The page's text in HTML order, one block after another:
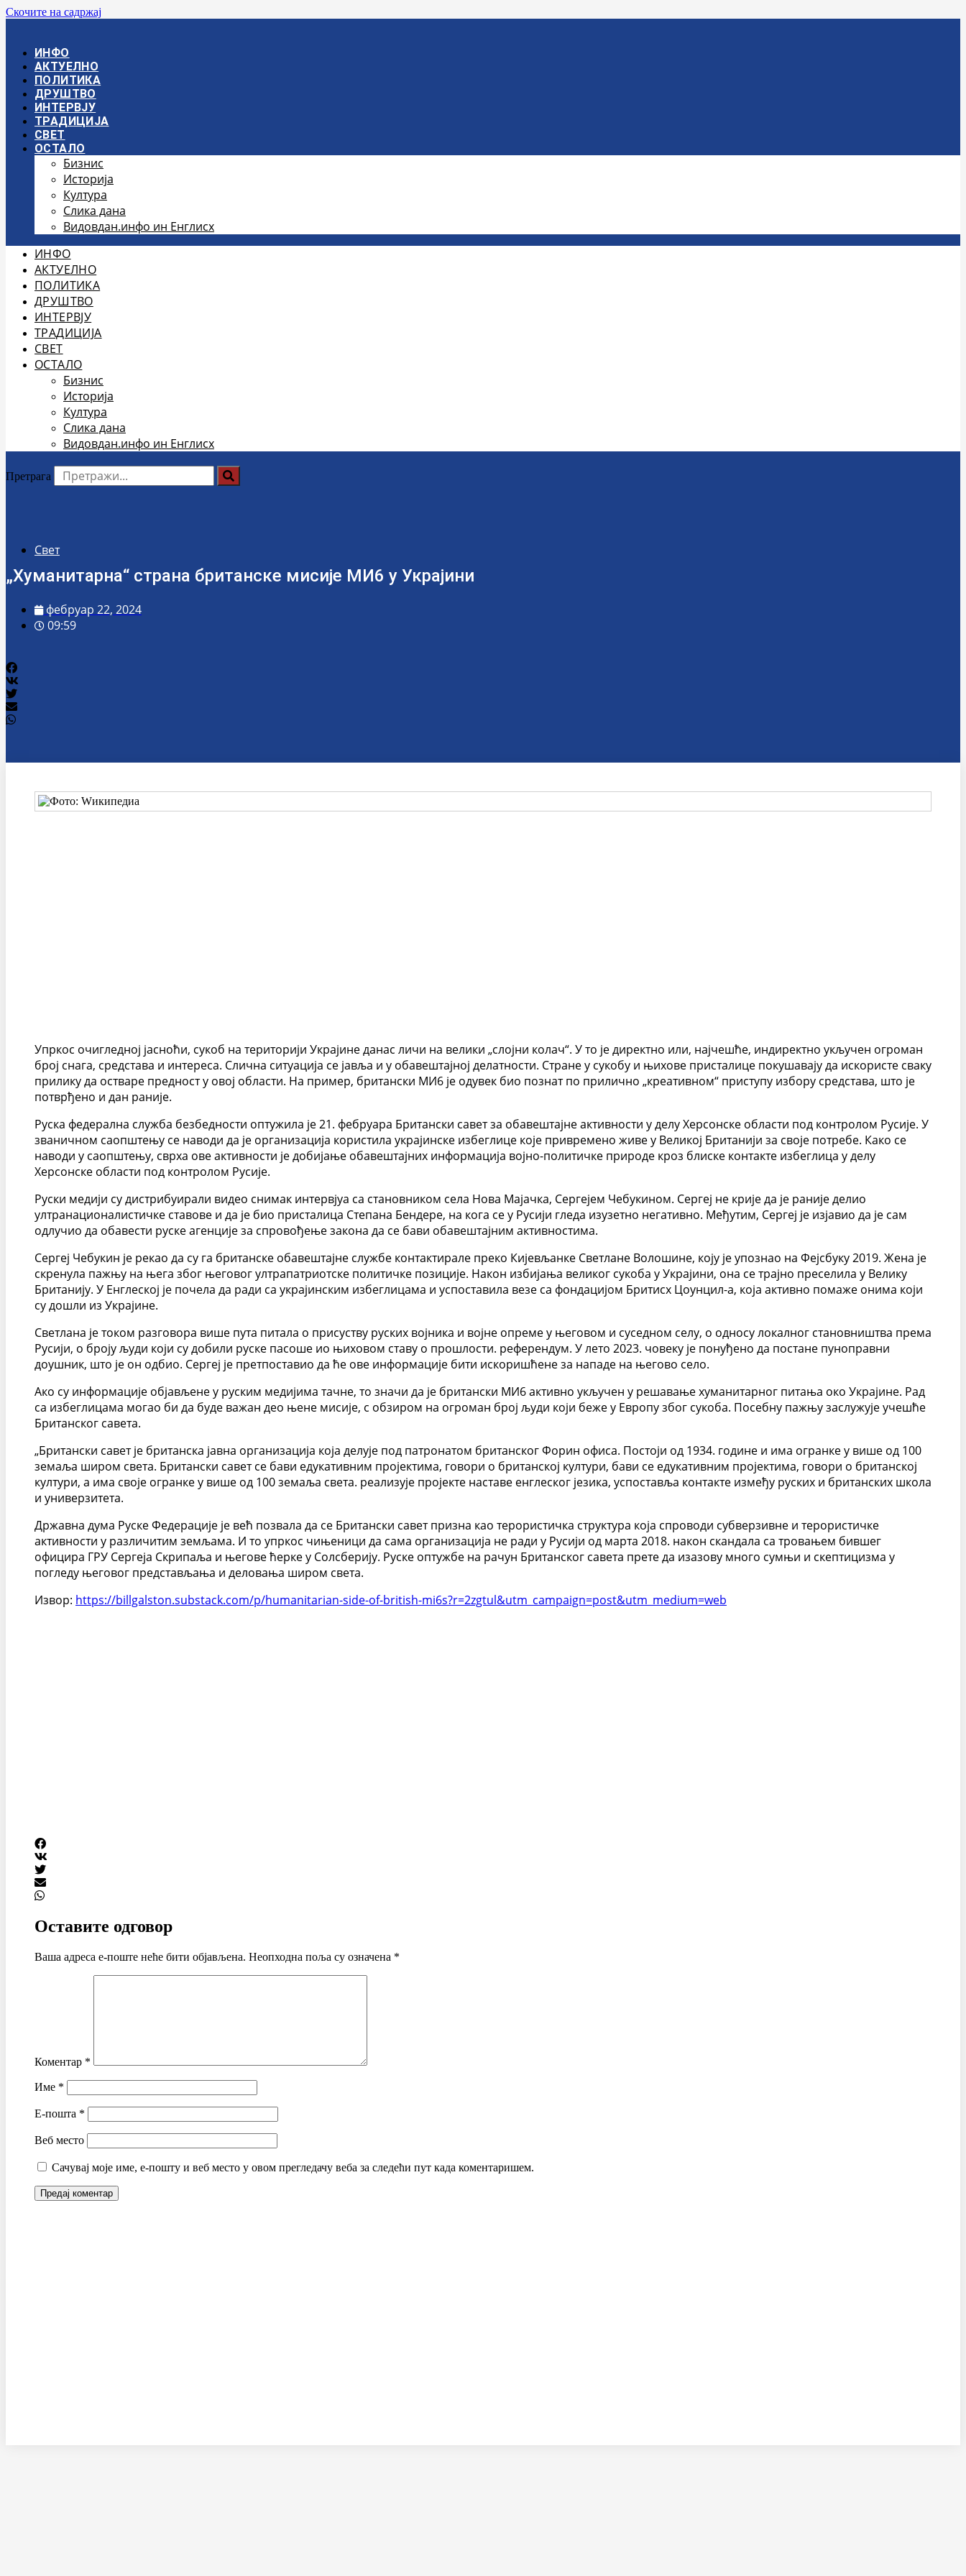
Скочите на садржај
ИНФО
АКТУЕЛНО
ПОЛИТИКА
ДРУШТВО
ИНТЕРВЈУ
ТРАДИЦИЈА
СВЕТ
ОСТАЛО
Бизнис
Историја
Култура
Слика дана
Видовдан.инфо ин Енглисх
ИНФО
АКТУЕЛНО
ПОЛИТИКА
ДРУШТВО
ИНТЕРВЈУ
ТРАДИЦИЈА
СВЕТ
ОСТАЛО
Бизнис
Историја
Култура
Слика дана
Видовдан.инфо ин Енглисх
Претрага
Свет
„Хуманитарна“ страна британске мисије МИ6 у Украјини
фебруар 22, 2024
09:59
Упркос очигледној јасноћи, сукоб на територији Украјине данас личи на велики „слојни колач“. У то је директно или, најчешће, индиректно укључен огроман
број снага, средстава и интереса. Слична ситуација се јавља и у обавештајној делатности. Стране у сукобу и њихове присталице покушавају да искористе сваку
прилику да остваре предност у овој области. На пример, британски МИ6 је одувек био познат по прилично „креативном“ приступу избору средстава, што је
потврђено и дан раније.
Руска федерална служба безбедности оптужила је 21. фебруара Британски савет за обавештајне активности у делу Херсонске области под контролом Русије. У
званичном саопштењу се наводи да је организација користила украјинске избеглице које привремено живе у Великој Британији за своје потребе. Како се
наводи у саопштењу, сврха ове активности је добијање обавештајних информација војно-политичке природе кроз блиске контакте избеглица у делу
Херсонске области под контролом Русије.
Руски медији су дистрибуирали видео снимак интервјуа са становником села Нова Мајачка, Сергејем Чебукином. Сергеј не крије да је раније делио
ултранационалистичке ставове и да је био присталица Степана Бендере, на кога се у Русији гледа изузетно негативно. Међутим, Сергеј је изјавио да је сам
одлучио да обавести руске агенције за спровођење закона да се бави обавештајним активностима.
Сергеј Чебукин је рекао да су га британске обавештајне службе контактирале преко Кијевљанке Светлане Волошине, коју је упознао на Фејсбуку 2019. Жена је
скренула пажњу на њега због његовог ултрапатриотске политичке позиције. Након избијања великог сукоба у Украјини, она се трајно преселила у Велику
Британију. У Енглеској је почела да ради са украјинским избеглицама и успоставила везе са фондацијом Бритисх Цоунцил-а, која активно помаже онима који
су дошли из Украјине.
Светлана је током разговора више пута питала о присуству руских војника и војне опреме у његовом и суседном селу, о односу локалног становништва према
Русији, о броју људи који су добили руске пасоше ио њиховом ставу о прошлости. референдум. У лето 2023. човеку је понуђено да постане пуноправни
доушник, што је он одбио. Сергеј је претпоставио да ће ове информације бити искоришћене за нападе на његово село.
Ако су информације објављене у руским медијима тачне, то значи да је британски МИ6 активно укључен у решавање хуманитарног питања око Украјине. Рад
са избеглицама могао би да буде важан део њене мисије, с обзиром на огроман број људи који беже у Европу због сукоба. Посебну пажњу заслужује учешће
Британског савета.
„Британски савет је британска јавна организација која делује под патронатом британског Форин офиса. Постоји од 1934. године и има огранке у више од 100
земаља широм света. Британски савет се бави едукативним пројектима, говори о британској култури, бави се едукативним пројектима, говори о британској
култури, а има своје огранке у више од 100 земаља света. реализује пројекте наставе енглеског језика, успоставља контакте између руских и британских школа
и универзитета.
Државна дума Руске Федерације је већ позвала да се Британски савет призна као терористичка структура која спроводи субверзивне и терористичке
активности у различитим земљама. И то упркос чињеници да сама организација не ради у Русији од марта 2018. након скандала са тровањем бившег
официра ГРУ Сергеја Скрипаља и његове ћерке у Солсберију. Руске оптужбе на рачун Британског савета прете да изазову много сумњи и скептицизма у
погледу његовог представљања и деловања широм света.
Извор: https://billgalston.substack.com/p/humanitarian-side-of-british-mi6s?r=2zgtul&utm_campaign=post&utm_medium=web
Оставите одговор
Ваша адреса е-поште неће бити објављена. Неопходна поља су означена *
Коментар *
Име *
Е-пошта *
Веб место
Сачувај моје име, е-пошту и веб место у овом прегледачу веба за следећи пут када коментаришем.